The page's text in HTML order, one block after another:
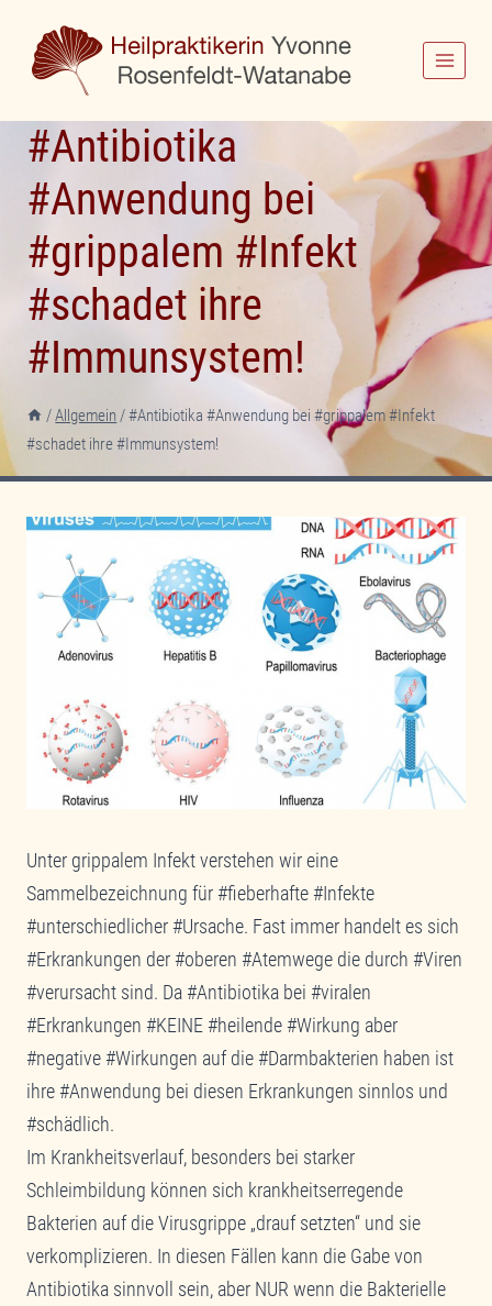
Inhalt
springen
#Antibiotika
#Anwendung bei
#grippalem #Infekt
#schadet ihre
#Immunsystem!
/Allgemein /#Antibiotika #Anwendung bei #grippalem #Infekt
#schadet ihre #Immunsystem!
Unter grippalem Infekt verstehen wir eine
Sammelbezeichnung für #fieberhafte #Infekte
#unterschiedlicher #Ursache. Fast immer handelt es sich
#Erkrankungen der #oberen #Atemwege die durch #Viren
#verursacht sind. Da #Antibiotika bei #viralen
#Erkrankungen #KEINE #heilende #Wirkung aber
#negative #Wirkungen auf die #Darmbakterien haben ist
ihre #Anwendung bei diesen Erkrankungen sinnlos und
#schädlich.
Im Krankheitsverlauf, besonders bei starker
Schleimbildung können sich krankheitserregende
Bakterien auf die Virusgrippe „drauf setzten“ und sie
verkomplizieren. In diesen Fällen kann die Gabe von
Antibiotika sinnvoll sein, aber NUR wenn die Bakterielle